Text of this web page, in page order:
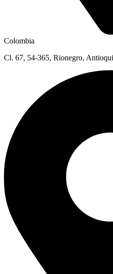
Colombia
Cl. 67, 54-365, Rionegro,